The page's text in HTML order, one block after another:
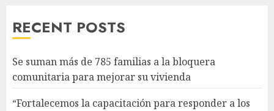
RECENT POSTS
Se suman más de 785 familias a la bloquera
comunitaria para mejorar su vivienda
“Fortalecemos la capacitación para responder a los